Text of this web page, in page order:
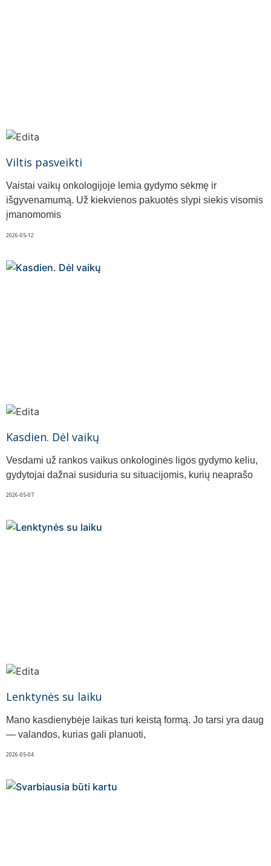
Viltis pasveikti
Vaistai vaikų onkologijoje lemia gydymo sėkmę ir
išgyvenamumą. Už kiekvienos pakuotės slypi siekis visomis
įmanomomis
2026-05-12
Kasdien. Dėl vaikų
Vesdami už rankos vaikus onkologinės ligos gydymo keliu,
gydytojai dažnai susiduria su situacijomis, kurių neaprašo
2026-05-07
Lenktynės su laiku
Mano kasdienybėje laikas turi keistą formą. Jo tarsi yra daug
— valandos, kurias gali planuoti,
2026-05-04